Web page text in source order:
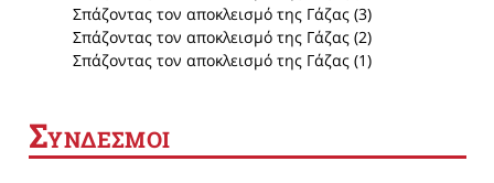
Σπάζοντας τον αποκλεισμό της Γάζας (3)
Σπάζοντας τον αποκλεισμό της Γάζας (2)
Σπάζοντας τον αποκλεισμό της Γάζας (1)
ΣΥΝΔΕΣΜΟΙ